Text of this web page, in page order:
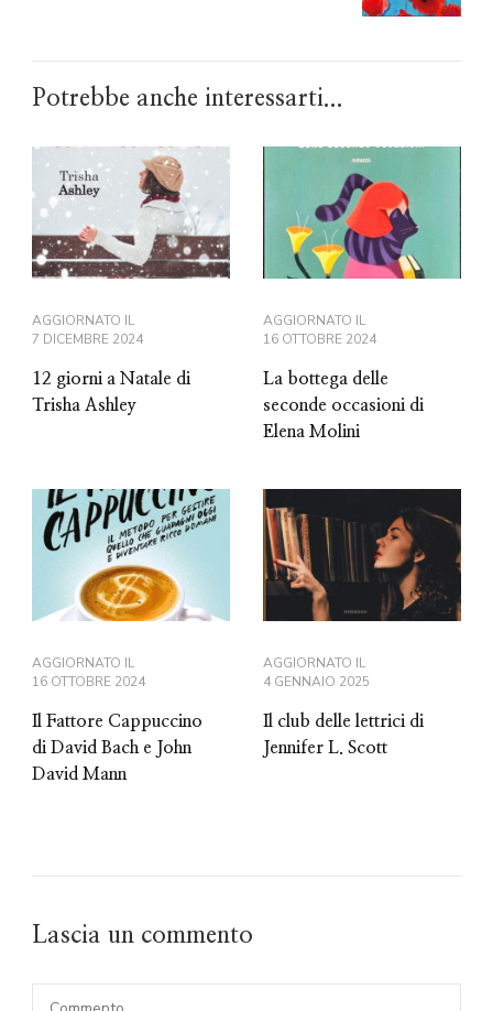
Potrebbe anche interessarti...
AGGIORNATO IL
7 DICEMBRE 2024
12 giorni a Natale di
Trisha Ashley
AGGIORNATO IL
16 OTTOBRE 2024
La bottega delle
seconde occasioni di
Elena Molini
AGGIORNATO IL
16 OTTOBRE 2024
Il Fattore Cappuccino
di David Bach e John
David Mann
AGGIORNATO IL
4 GENNAIO 2025
Il club delle lettrici di
Jennifer L. Scott
Lascia un commento